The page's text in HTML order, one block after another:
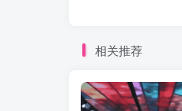
相关推荐